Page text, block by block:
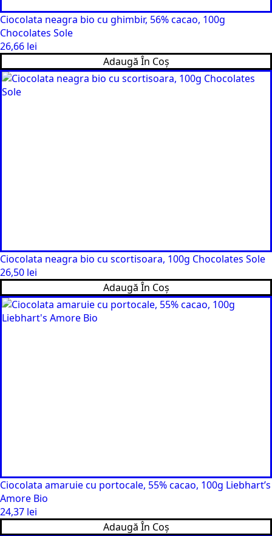
Ciocolata neagra bio cu ghimbir, 56% cacao, 100g
Chocolates Sole
26,66 lei
Adaugă În Coș
Ciocolata neagra bio cu scortisoara, 100g Chocolates Sole
26,50 lei
Adaugă În Coș
Ciocolata amaruie cu portocale, 55% cacao, 100g Liebhart’s
Amore Bio
24,37 lei
Adaugă În Coș